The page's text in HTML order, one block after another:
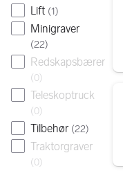
Lift (1)
Minigraver
(22)
Redskapsbærer
(0)
Teleskoptruck
(0)
Tilbehør (22)
Traktorgraver
(0)